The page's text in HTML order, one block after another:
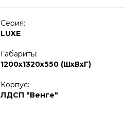
Серия:
LUXE
Габариты:
1200х1320х550 (ШхВхГ)
Корпус:
ЛДСП "Венге"